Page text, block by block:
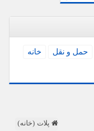
حمل و نقل
خانه
پلات (خانه)